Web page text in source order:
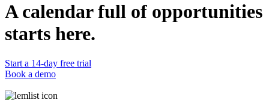
Prêt
A calendar full of opportunities
starts here.
Start a 14-day free trial
Book a demo